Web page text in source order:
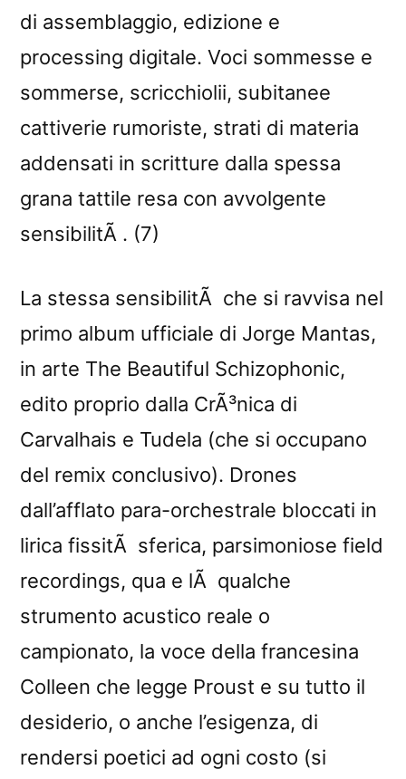
di assemblaggio, edizione e
processing digitale. Voci sommesse e
sommerse, scricchiolii, subitanee
cattiverie rumoriste, strati di materia
addensati in scritture dalla spessa
grana tattile resa con avvolgente
sensibilitÃ . (7)
La stessa sensibilitÃ che si ravvisa nel
primo album ufficiale di Jorge Mantas,
in arte The Beautiful Schizophonic,
edito proprio dalla CrÃ³nica di
Carvalhais e Tudela (che si occupano
del remix conclusivo). Drones
dall’afflato para-orchestrale bloccati in
lirica fissitÃ sferica, parsimoniose field
recordings, qua e lÃ qualche
strumento acustico reale o
campionato, la voce della francesina
Colleen che legge Proust e su tutto il
desiderio, o anche l’esigenza, di
rendersi poetici ad ogni costo (si